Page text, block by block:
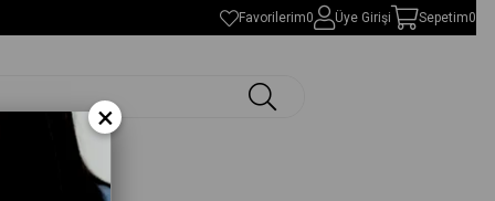
Favorilerim0 Üye Girişi Sepetim0
×